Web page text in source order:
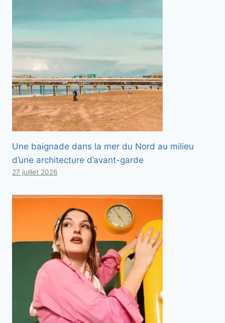
Une baignade dans la mer du Nord au milieu
d’une architecture d’avant-garde
27 juillet 2026